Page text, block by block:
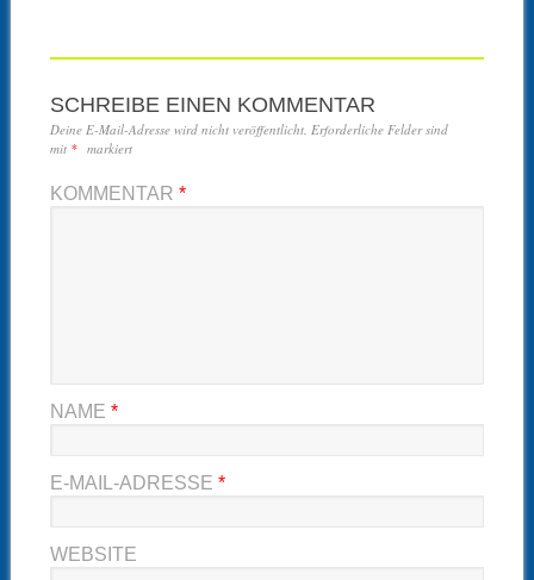
SCHREIBE EINEN KOMMENTAR
Deine E-Mail-Adresse wird nicht veröffentlicht. Erforderliche Felder sind
mit * markiert
KOMMENTAR *
NAME *
E-MAIL-ADRESSE *
WEBSITE